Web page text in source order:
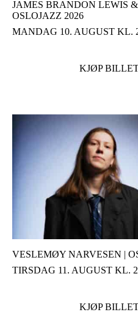
JAMES BRANDON LEWIS
OSLOJAZZ 2026
MANDAG 10. AUGUST KL.
KJØP
VESLEMØY NARVESEN |
TIRSDAG 11. AUGUST KL.
KJØP